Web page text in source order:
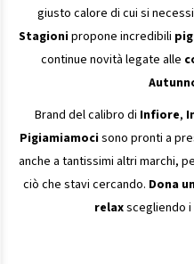
giusto calore di cui si
Stagionipropone incredibili
continue novità legate alle
Brand del calibro di Infiore,
Pigiamiamocisono pronti a
anche a tantissimi altri marchi,
ciò che stavi cercando. Dona
relaxscegliendo i